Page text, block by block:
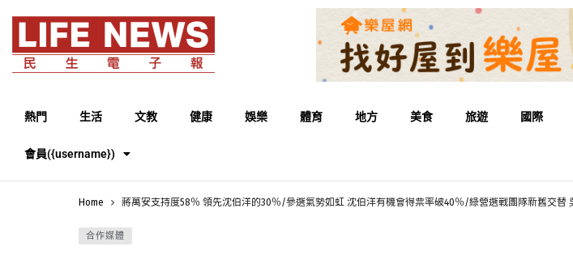
熱門 生活 文教 健康 娛樂 體育 地方 美食 旅遊 國際
會員({username})
Home 蔣萬安支持度58％ 領先沈伯洋的30％/參選氣勢如虹 沈伯洋有機會得票率破40％/綠營選戰團隊新舊交
合作媒體